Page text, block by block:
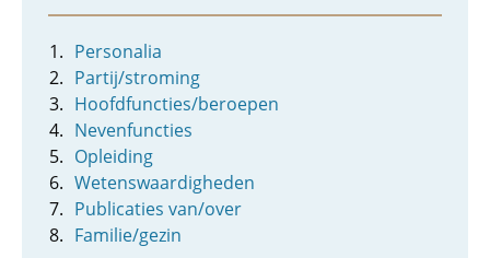
Personalia
Partij/stroming
Hoofdfuncties/beroepen
Nevenfuncties
Opleiding
Wetenswaardigheden
Publicaties van/over
Familie/gezin